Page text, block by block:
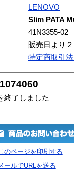
LENOVO
Slim PATA
41N3355-02
販売日より
特定商取引
終了しました
のページを印刷する
ールでURLを送る